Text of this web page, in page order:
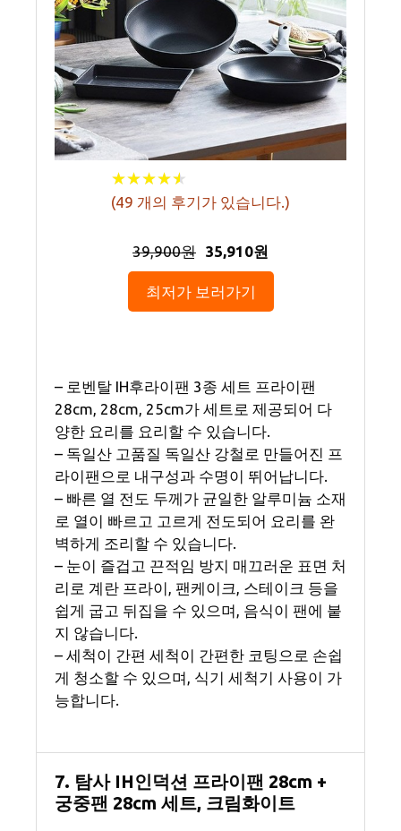
★★★★★
★★★★★
(49 개의 후기가 있습니다.)
39,900원 35,910원
최저가 보러가기
– 로벤탈 IH후라이팬 3종 세트 프라이팬
28cm, 28cm, 25cm가 세트로 제공되어 다
양한 요리를 요리할 수 있습니다.
– 독일산 고품질 독일산 강철로 만들어진 프
라이팬으로 내구성과 수명이 뛰어납니다.
– 빠른 열 전도 두께가 균일한 알루미늄 소재
로 열이 빠르고 고르게 전도되어 요리를 완
벽하게 조리할 수 있습니다.
– 눈이 즐겁고 끈적임 방지 매끄러운 표면 처
리로 계란 프라이, 팬케이크, 스테이크 등을
쉽게 굽고 뒤집을 수 있으며, 음식이 팬에 붙
지 않습니다.
– 세척이 간편 세척이 간편한 코팅으로 손쉽
게 청소할 수 있으며, 식기 세척기 사용이 가
능합니다.
7. 탐사 IH인덕션 프라이팬 28cm +
궁중팬 28cm 세트, 크림화이트